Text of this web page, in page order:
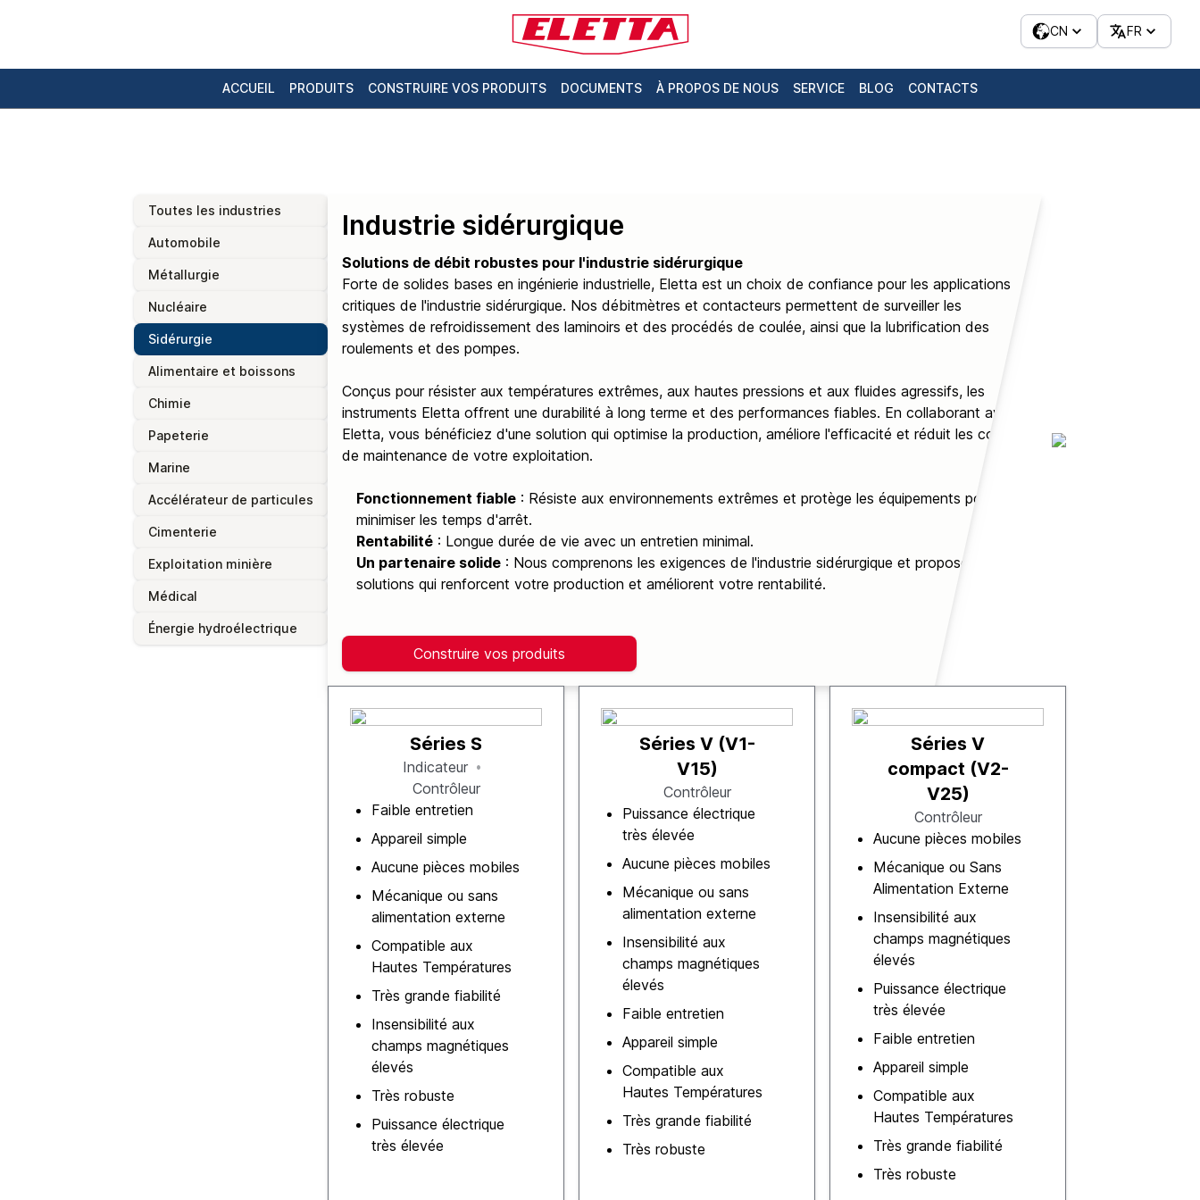
CN FR
ACCUEIL PRODUITS CONSTRUIRE VOS PRODUITS DOCUMENTS À PROPOS DE NOUS SERVICE BLOG CONTACTS
Toutes les industries
Automobile
Métallurgie
Nucléaire
Sidérurgie
Alimentaire et boissons
Chimie
Papeterie
Marine
Accélérateur de particules
Cimenterie
Exploitation minière
Médical
Énergie hydroélectrique
Industrie sidérurgique
Solutions de débit robustes pour l'industrie sidérurgique
Forte de solides bases en ingénierie industrielle, Eletta est un choix de confiance pour les applications
critiques de l'industrie sidérurgique. Nos débitmètres et contacteurs permettent de surveiller les
systèmes de refroidissement des laminoirs et des procédés de coulée, ainsi que la lubrification des
roulements et des pompes.
Conçus pour résister aux températures extrêmes, aux hautes pressions et aux fluides agressifs, les
instruments Eletta offrent une durabilité à long terme et des performances fiables. En collaborant avec
Eletta, vous bénéficiez d'une solution qui optimise la production, améliore l'efficacité et réduit les coûts
de maintenance de votre exploitation.
Fonctionnement fiable : Résiste aux environnements extrêmes et protège les équipements pour
minimiser les temps d'arrêt.
Rentabilité : Longue durée de vie avec un entretien minimal.
Un partenaire solide : Nous comprenons les exigences de l'industrie sidérurgique et proposons des
solutions qui renforcent votre production et améliorent votre rentabilité.
Construire vos produits
Séries S
Indicateur
Contrôleur
Faible entretien
Appareil simple
Aucune pièces mobiles
Mécanique ou sans
alimentation externe
Compatible aux
Hautes Températures
Très grande fiabilité
Insensibilité aux
champs magnétiques
élevés
Très robuste
Puissance électrique
très élevée
Séries V (V1-
V15)
Contrôleur
Puissance électrique
très élevée
Aucune pièces mobiles
Mécanique ou sans
alimentation externe
Insensibilité aux
champs magnétiques
élevés
Faible entretien
Appareil simple
Compatible aux
Hautes Températures
Très grande fiabilité
Très robuste
Séries V
compact (V2-
V25)
Contrôleur
Aucune pièces mobiles
Mécanique ou Sans
Alimentation Externe
Insensibilité aux
champs magnétiques
élevés
Puissance électrique
très élevée
Faible entretien
Appareil simple
Compatible aux
Hautes Températures
Très grande fiabilité
Très robuste